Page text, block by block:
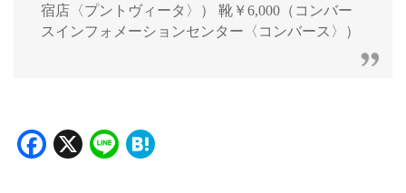
宿店〈プントヴィータ〉） 靴￥6,000（コンバー
スインフォメーションセンター〈コンバース〉）
Facebook
X Line